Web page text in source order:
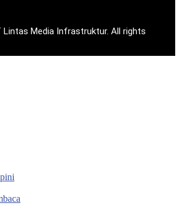
Lintas Media Infrastruktur. All rights